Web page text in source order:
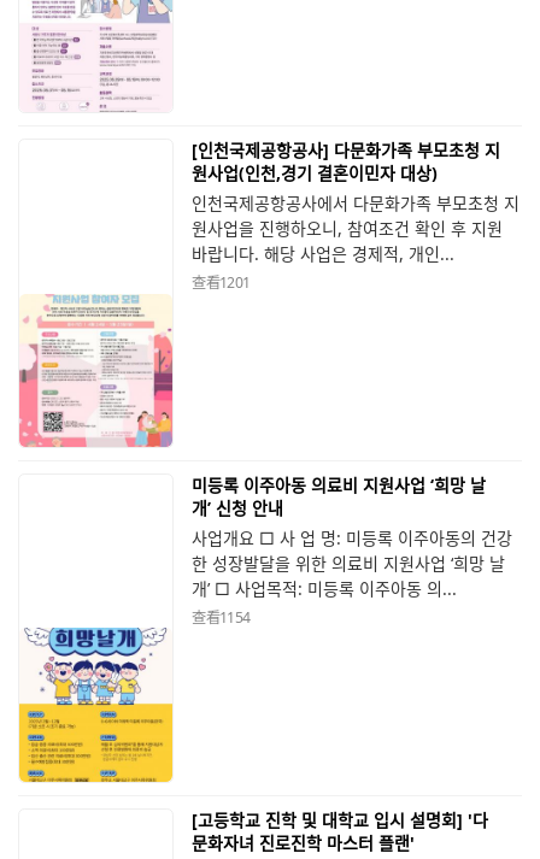
[인천국제공항공사] 다문화가족 부모초청 지
원사업(인천,경기 결혼이민자 대상)
인천국제공항공사에서 다문화가족 부모초청 지
원사업을 진행하오니, 참여조건 확인 후 지원
바랍니다. 해당 사업은 경제적, 개인...
查看1201
미등록 이주아동 의료비 지원사업 ‘희망 날
개’ 신청 안내
사업개요 □ 사 업 명: 미등록 이주아동의 건강
한 성장발달을 위한 의료비 지원사업 ‘희망 날
개’ □ 사업목적: 미등록 이주아동 의...
查看1154
[고등학교 진학 및 대학교 입시 설명회] '다
문화자녀 진로진학 마스터 플랜'